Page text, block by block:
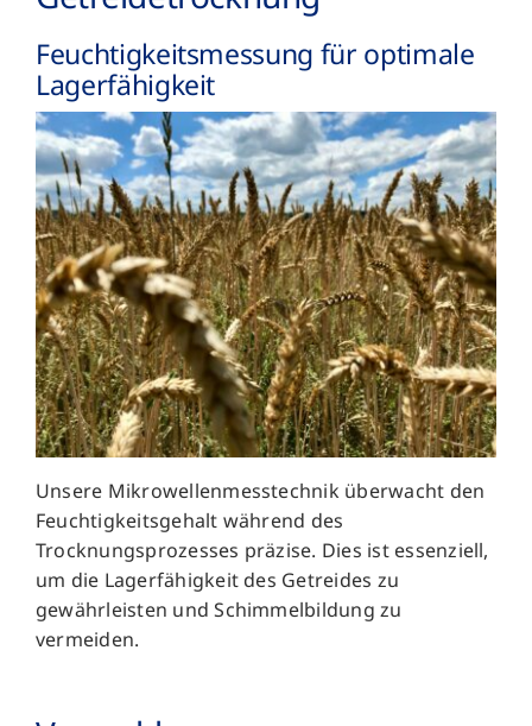
Feuchtig­keits­messung für optimale
Lager­fähigkeit
Unsere Mikrowellenmesstechnik überwacht den
Feuchtigkeitsgehalt während des
Trocknungsprozesses präzise. Dies ist essenziell,
um die Lagerfähigkeit des Getreides zu
gewährleisten und Schimmelbildung zu
vermeiden.